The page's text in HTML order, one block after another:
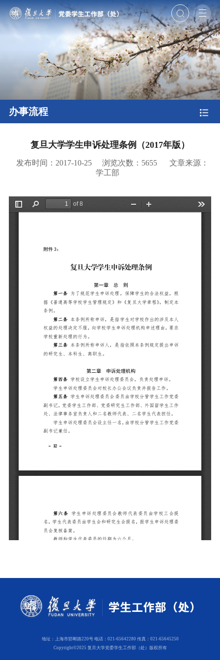
办事流程
复旦大学学生申诉处理条例（2017年版）
发布时间：2017-10-25 浏览次数： 5655
文章来源：
学工部
地址：上海市邯郸路220号 电话：021-65642280 传真：021-65645250
Copyright©2025 复旦大学党委学生工作部（处）版权所有